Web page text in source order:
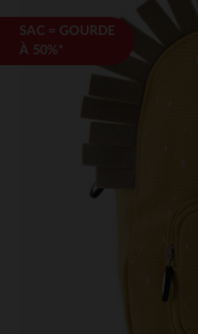
SAC = GOURDE
À 50%*